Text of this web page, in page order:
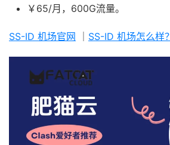
￥65/月，600G流量。
SS-ID 机场官网 SS-ID 机场怎么样？